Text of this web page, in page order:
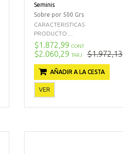
Seminis
Sobre por 500 Grs
CARACTERISTICAS
PRODUCTO:...
$1.872,99 CONT
$2.060,29 TARJ $1.972,13
AÑADIR A LA CESTA
VER